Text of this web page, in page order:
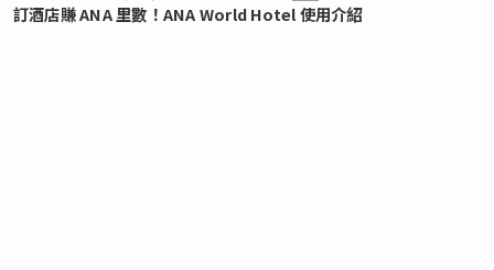
訂酒店賺 ANA 里數！ANA World Hotel 使用介紹